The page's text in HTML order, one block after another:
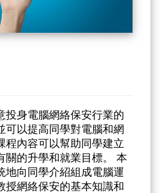
投身電腦網絡保安行業的
可以提高同學對電腦和網
程內容可以幫助同學建立
關的升學和就業目標。 本
地向同學介紹組成電腦運
授網絡保安的基本知識和